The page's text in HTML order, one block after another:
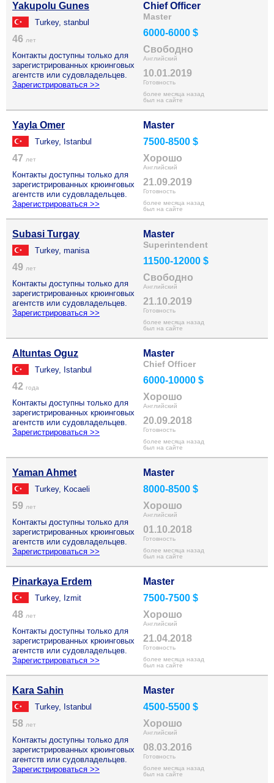
Yakupolu Gunes
Turkey, stanbul
46 лет
Контакты доступны только для
зарегистрированных крюинговых
агентств или судовладельцев.
Зарегистрироваться >>
Chief Officer
Master
6000-6000 $
Свободно
Английский
10.01.2019
Готовность
более месяца назад
был на сайте
Yayla Omer
Turkey, Istanbul
47 лет
Контакты доступны только для
зарегистрированных крюинговых
агентств или судовладельцев.
Зарегистрироваться >>
Master
7500-8500 $
Хорошо
Английский
21.09.2019
Готовность
более месяца назад
был на сайте
Subasi Turgay
Turkey, manisa
49 лет
Контакты доступны только для
зарегистрированных крюинговых
агентств или судовладельцев.
Зарегистрироваться >>
Master
Superintendent
11500-12000 $
Свободно
Английский
21.10.2019
Готовность
более месяца назад
был на сайте
Altuntas Oguz
Turkey, Istanbul
42 года
Контакты доступны только для
зарегистрированных крюинговых
агентств или судовладельцев.
Зарегистрироваться >>
Master
Chief Officer
6000-10000 $
Хорошо
Английский
20.09.2018
Готовность
более месяца назад
был на сайте
Yaman Ahmet
Turkey, Kocaeli
59 лет
Контакты доступны только для
зарегистрированных крюинговых
агентств или судовладельцев.
Зарегистрироваться >>
Master
8000-8500 $
Хорошо
Английский
01.10.2018
Готовность
более месяца назад
был на сайте
Pinarkaya Erdem
Turkey, Izmit
48 лет
Контакты доступны только для
зарегистрированных крюинговых
агентств или судовладельцев.
Зарегистрироваться >>
Master
7500-7500 $
Хорошо
Английский
21.04.2018
Готовность
более месяца назад
был на сайте
Kara Sahin
Turkey, Istanbul
58 лет
Контакты доступны только для
зарегистрированных крюинговых
агентств или судовладельцев.
Зарегистрироваться >>
Master
4500-5500 $
Хорошо
Английский
08.03.2016
Готовность
более месяца назад
был на сайте